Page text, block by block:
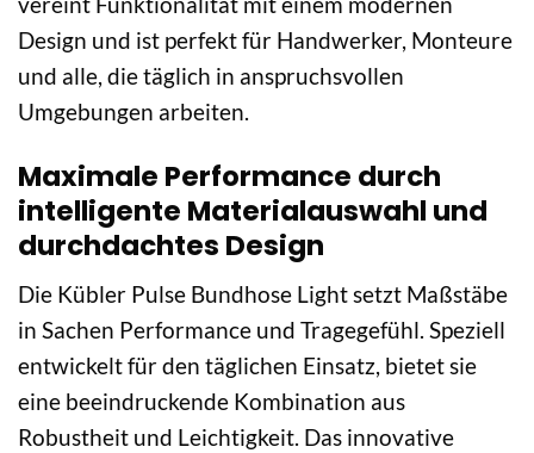
Design und ist perfekt für Handwerker, Monteure
und alle, die täglich in anspruchsvollen
Umgebungen arbeiten.
Maximale Performance durch
intelligente Materialauswahl und
durchdachtes Design
Die Kübler Pulse Bundhose Light setzt Maßstäbe
in Sachen Performance und Tragegefühl. Speziell
entwickelt für den täglichen Einsatz, bietet sie
eine beeindruckende Kombination aus
Robustheit und Leichtigkeit. Das innovative